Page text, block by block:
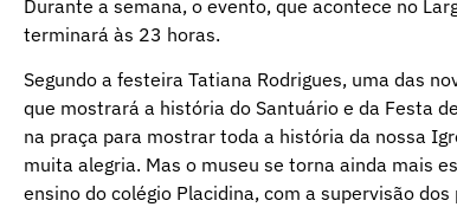
Durante a semana, o evento, que acontece no
terminará às 23 horas.
Segundo a festeira Tatiana Rodrigues, uma das
que mostrará a história do Santuário e da Festa
na praça para mostrar toda a história da nossa
muita alegria. Mas o museu se torna ainda mais
ensino do colégio Placidina, com a supervisão